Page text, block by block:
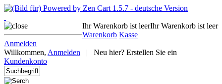
Ihr Warenkorb ist leer
Warenkorb Kasse
Ihr Warenkorb ist leer
Anmelden
Willkommen, Anmelden |
Neu hier? Erstellen Sie ein
Kundenkonto